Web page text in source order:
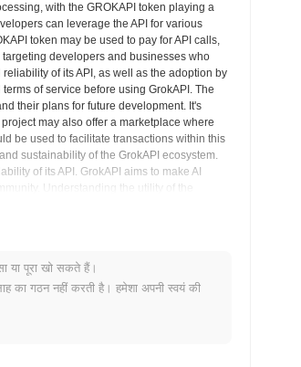
with the GROKAPI token playing a
can leverage the API for various
token may be used to pay for API calls,
developers and businesses who
of its API, as well as the adoption by
of service before using GrokAPI. The
their plans for future development. It's
may also offer a marketplace where
be used to facilitate transactions within this
sustainability of the GrokAPI ecosystem.
of its API. GrokAPI aims to make AI
Understanding the utility of the
या पूरा खो सकते हैं।
का गठन नहीं करती है। हमेशा अपनी स्वयं की